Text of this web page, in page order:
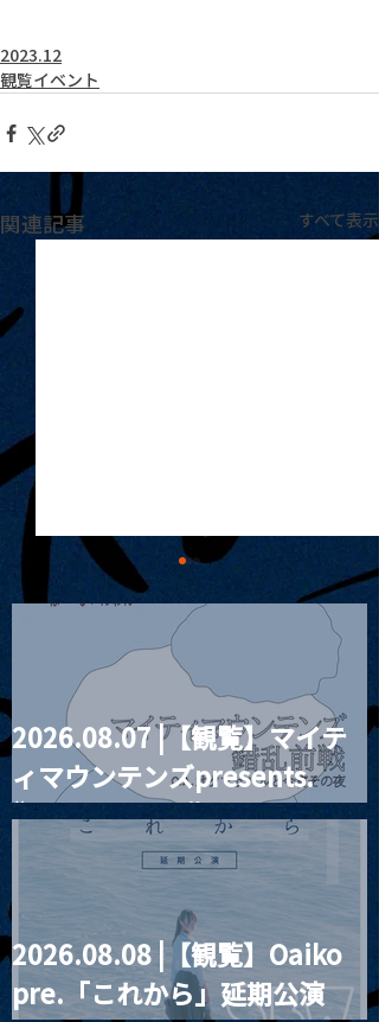
2023.12
観覧イベント
関連記事 すべて表示
MoonRomantic
Channel1周年記念Live
2026.08.07 |【観覧】マイテ
ィマウンテンズpresents.
“HALL-IN-ONE”
2026.08.08 |【観覧】Oaiko
pre.「これから」延期公演